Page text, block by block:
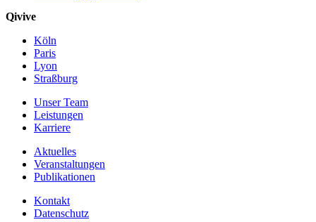
Qivive
Köln
Paris
Lyon
Straßburg
Unser Team
Leistungen
Karriere
Aktuelles
Veranstaltungen
Publikationen
Kontakt
Datenschutz